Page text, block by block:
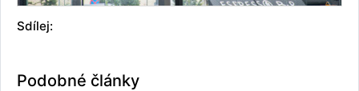
Sdílej:
Podobné články